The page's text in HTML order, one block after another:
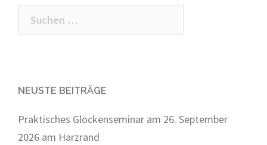
Suchen
nach:
NEUSTE BEITRÄGE
Praktisches Glockenseminar am 26. September
2026 am Harzrand